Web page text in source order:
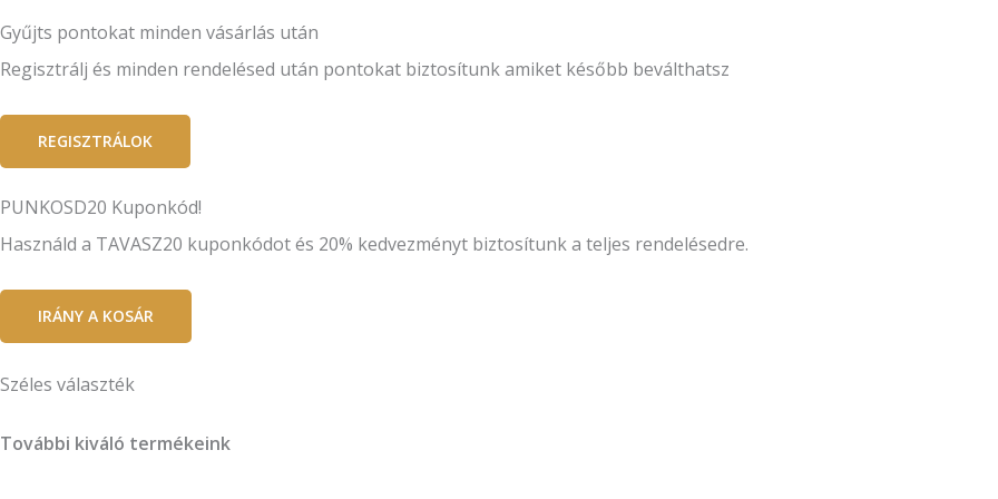
Gyűjts pontokat minden vásárlás után
Regisztrálj és minden rendelésed után pontokat biztosítunk amiket később beválthatsz
REGISZTRÁLOK
PUNKOSD20 Kuponkód!
Használd a TAVASZ20 kuponkódot és 20% kedvezményt biztosítunk a teljes rendelésedre.
IRÁNY A KOSÁR
Széles választék
További kiváló termékeink